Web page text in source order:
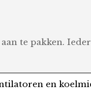
te pakken.
en